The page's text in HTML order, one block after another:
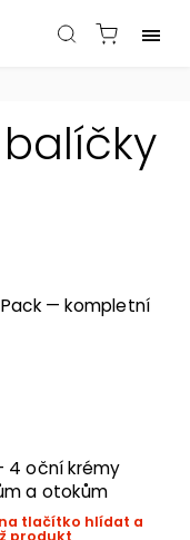
Pack — kompletní
4 oční krémy
a otokům
tlačítko hlídat a
produkt